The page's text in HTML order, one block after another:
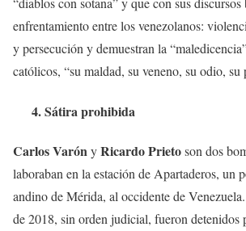
enfrentamiento entre los venezolanos:
y persecución y demuestran la
católicos, “su maldad, su veneno, su odio, su
4. Sátira prohibida
Carlos VarónyRicardo Prietoson dos
laboraban en la estación de Apartaderos, un
andino de Mérida, al occidente de
de 2018, sin orden judicial, fueron detenidos